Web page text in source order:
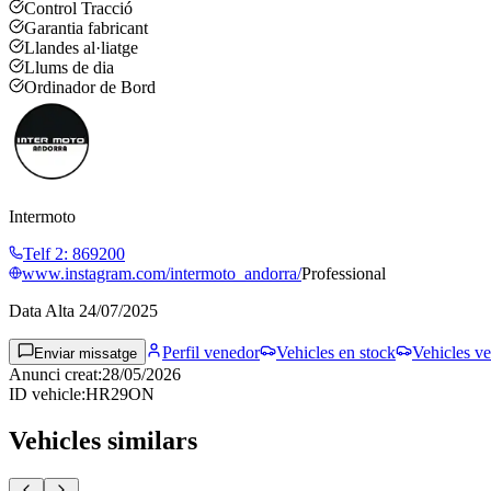
Control Tracció
Garantia fabricant
Llandes al·liatge
Llums de dia
Ordinador de Bord
Intermoto
Telf 2: 869200
www.instagram.com/intermoto_andorra/Professional
Data Alta 24/07/2025
Enviar missatge Perfil venedor Vehicles en stock
Vehicles
Anunci creat:28/05/2026
ID vehicle:HR29ON
Vehicles similars